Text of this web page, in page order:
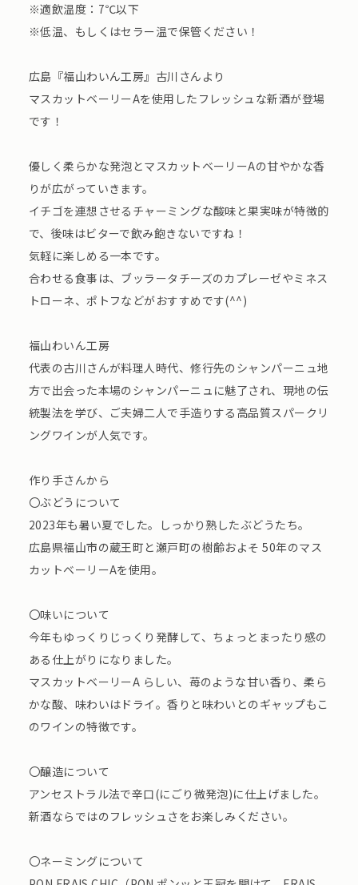
※適飲温度：7℃以下
※低温、もしくはセラー温で保管ください！
広島『福山わいん工房』古川さんより
マスカットベーリーAを使用したフレッシュな新酒が登場
です！
優しく柔らかな発泡とマスカットベーリーAの甘やかな香
りが広がっていきます。
イチゴを連想させるチャーミングな酸味と果実味が特徴的
で、後味はビターで飲み飽きないですね！
気軽に楽しめる一本です。
合わせる食事は、ブッラータチーズのカプレーゼやミネス
トローネ、ポトフなどがおすすめです(^^)
福山わいん工房
代表の古川さんが料理人時代、修行先のシャンパーニュ地
方で出会った本場のシャンパーニュに魅了され、現地の伝
統製法を学び、ご夫婦二人で手造りする高品質スパークリ
ングワインが人気です。
作り手さんから
〇ぶどうについて
2023年も暑い夏でした。しっかり熟したぶどうたち。
広島県福山市の蔵王町と瀬戸町の樹齢およそ 50年のマス
カットベーリーAを使用。
〇味いについて
今年もゆっくりじっくり発酵して、ちょっとまったり感の
ある仕上がりになりました。
マスカットベーリーA らしい、苺のような甘い香り、柔ら
かな酸、味わいはドライ。香りと味わいとのギャップもこ
のワインの特徴です。
〇醸造について
アンセストラル法で辛口(にごり微発泡)に仕上げました。
新酒ならではのフレッシュさをお楽しみください。
〇ネーミングについて